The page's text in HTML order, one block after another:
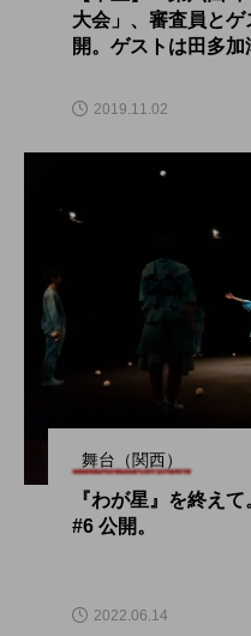
大会」、審査員と
開。ゲストは田多加
2019.11.02
舞台（関西）
『わが星』を終え
#6 公開。
2022.06.14